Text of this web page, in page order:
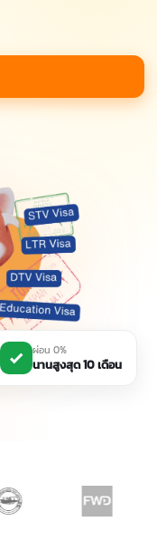
ผ่อน 0%
นานสูงสุด 10 เดือน